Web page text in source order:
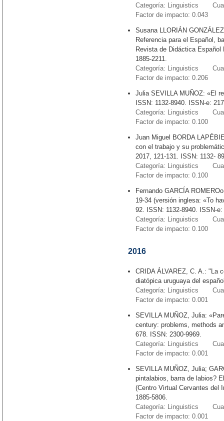
Categoría: Linguistics
Factor de impacto: 0.043
Susana LLORIÁN
Referencia para el Español,
Revista de Didáctica
1885-2211.
Categoría: Linguistics
Factor de impacto: 0.206
Julia SEVILLA MUÑOZ: «El
ISSN: 1132-8940. ISSN-e:
Categoría: Linguistics
Factor de impacto: 0.100
Juan Miguel BORDA
con el trabajo y su
2017, 121-131. ISSN: 1132-
Categoría: Linguistics
Factor de impacto: 0.100
Fernando GARCÍA
19-34 (versión inglesa: «To
92. ISSN: 1132-8940. ISSN-e:
Categoría: Linguistics
Factor de impacto: 0.100
2016
CRIDA ÁLVAREZ, C. A.: "La
diatópica uruguaya del
Categoría: Linguistics
Factor de impacto: 0.001
SEVILLA MUÑOZ, Julia:
century: problems, methods
678. ISSN: 2300-9969.
Categoría: Linguistics
Factor de impacto: 0.001
SEVILLA MUÑOZ, Julia;
pintalabios, barra de labios?
(Centro Virtual Cervantes del
1885-5806.
Categoría: Linguistics
Factor de impacto: 0.001